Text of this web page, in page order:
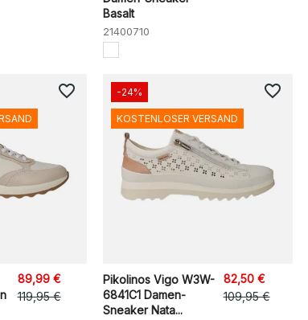
Basalt
21400710
89,99 €
119,95 €
favorite_border
Pikolinos Vigo W3W-
6841C1 Damen-
Sneaker Nata...
82,50 €
109,95 €
-24%
KOSTENLOSER VERSAND
favorite_border